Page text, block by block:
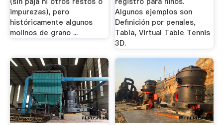
impurezas), pero
históricamente algunos
molinos de grano ...
Algunos ejemplos son
Definición por penales,
Tabla, Virtual Table Tennis
3D.